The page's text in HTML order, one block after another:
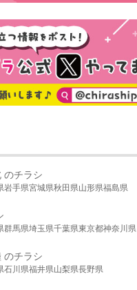
のチラシ
岩手県宮城県秋田県山形県福島県
群馬県埼玉県千葉県東京都神奈川県
のチラシ
石川県福井県山梨県長野県